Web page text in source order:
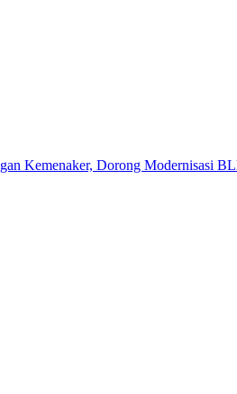
Dorong Modernisasi BLK hingga